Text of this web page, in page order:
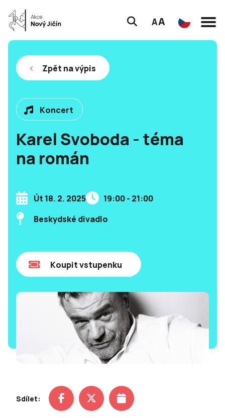
AA
Zpět na výpis
Koncert
Karel Svoboda - téma
na román
Út 18. 2. 2025
19:00 - 21:00
Beskydské divadlo
Koupit vstupenku
Sdílet: